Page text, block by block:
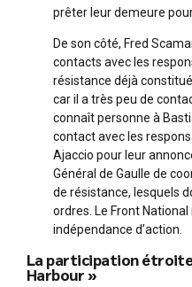
prêter leur demeure
De son côté, Fred
contacts avec les
résistance déjà
car il a très peu de
connaît personne à
contact avec les
Ajaccio pour leur
Général de Gaulle de
de résistance, lesquels
ordres. Le Front
indépendance d’action.
La participation étroite
Harbour »